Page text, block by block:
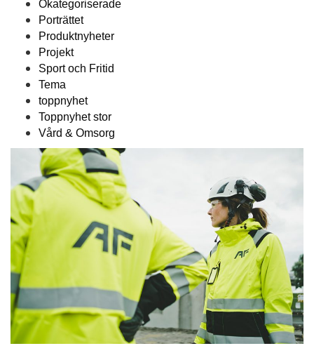
Okategoriserade
Porträttet
Produktnyheter
Projekt
Sport och Fritid
Tema
toppnyhet
Toppnyhet stor
Vård & Omsorg